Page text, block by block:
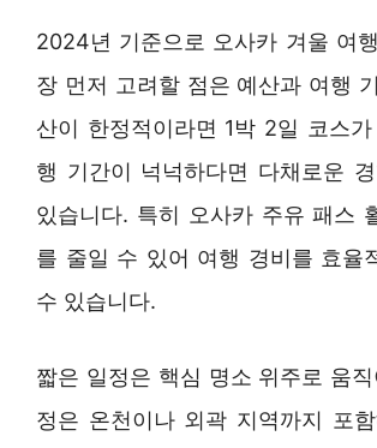
2024년 기준으로 오사카 겨울 여
장 먼저 고려할 점은 예산과 여행
산이 한정적이라면 1박 2일 코스
행 기간이 넉넉하다면 다채로운
있습니다. 특히 오사카 주유 패스
를 줄일 수 있어 여행 경비를 효율
수 있습니다.
짧은 일정은 핵심 명소 위주로 움
정은 온천이나 외곽 지역까지 포